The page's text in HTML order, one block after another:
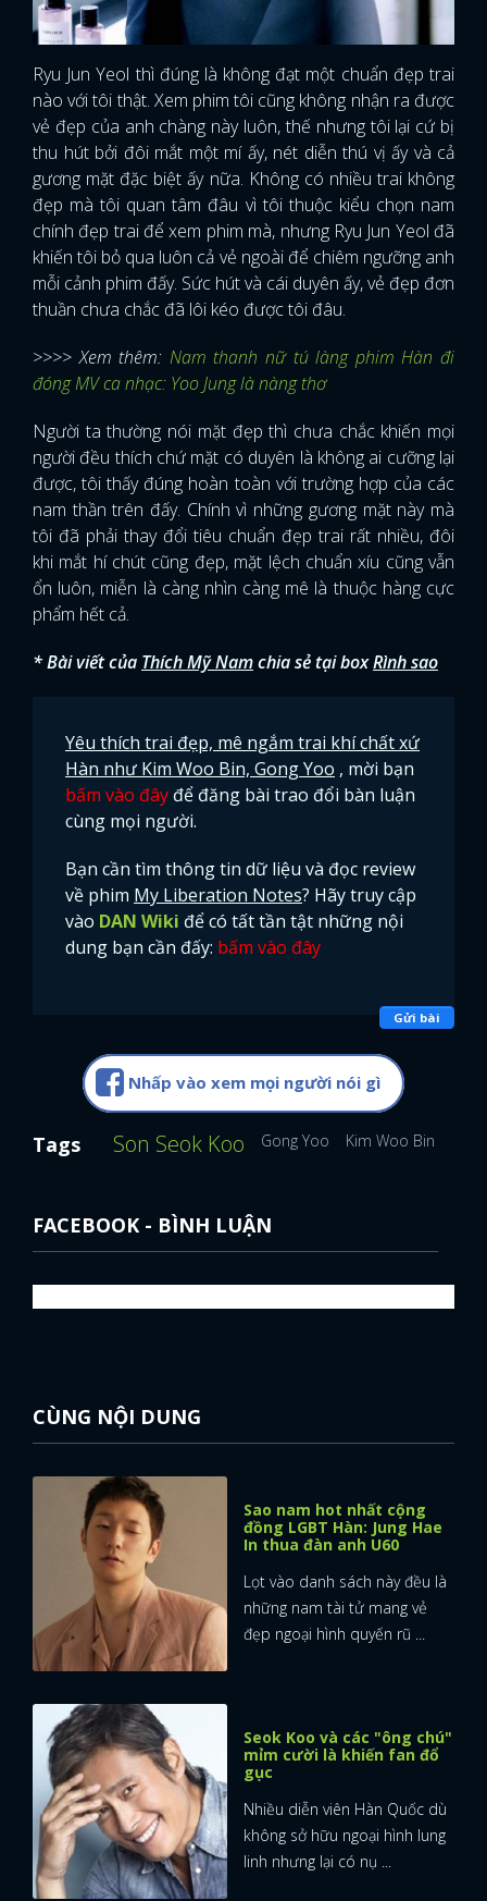
x
ĐĂNG NHẬP
Ryu Jun Yeol thì đúng là không đạt một chuẩn đẹp trai
nào với tôi thật. Xem phim tôi cũng không nhận ra được
vẻ đẹp của anh chàng này luôn, thế nhưng tôi lại cứ bị
thu hút bởi đôi mắt một mí ấy, nét diễn thú vị ấy và cả
gương mặt đặc biệt ấy nữa. Không có nhiều trai không
đẹp mà tôi quan tâm đâu vì tôi thuộc kiểu chọn nam
chính đẹp trai để xem phim mà, nhưng Ryu Jun Yeol đã
khiến tôi bỏ qua luôn cả vẻ ngoài để chiêm ngưỡng anh
mỗi cảnh phim đấy. Sức hút và cái duyên ấy, vẻ đẹp đơn
thuần chưa chắc đã lôi kéo được tôi đâu.
>>>> Xem thêm: Nam thanh nữ tú làng phim Hàn đi
đóng MV ca nhạc: Yoo Jung là nàng thơ
Người ta thường nói mặt đẹp thì chưa chắc khiến mọi
người đều thích chứ mặt có duyên là không ai cưỡng lại
được, tôi thấy đúng hoàn toàn với trường hợp của các
nam thần trên đấy. Chính vì những gương mặt này mà
tôi đã phải thay đổi tiêu chuẩn đẹp trai rất nhiều, đôi
khi mắt hí chút cũng đẹp, mặt lệch chuẩn xíu cũng vẫn
ổn luôn, miễn là càng nhìn càng mê là thuộc hàng cực
phẩm hết cả.
* Bài viết của Thích Mỹ Namchia sẻ tại boxRình sao
Yêu thích trai đẹp, mê ngắm trai khí chất xứ
Hàn như Kim Woo Bin, Gong Yoo , mời bạn
bấm vào đây để đăng bài trao đổi bàn luận
cùng mọi người.
Bạn cần tìm thông tin dữ liệu và đọc review
về phim My Liberation Notes? Hãy truy cập
vào DAN Wiki để có tất tần tật những nội
dung bạn cần đấy: bấm vào đây
Gửi bài
Nhấp vào xem mọi người nói gì
Tags Son Seok Koo Gong Yoo Kim Woo Bin
FACEBOOK - BÌNH LUẬN
CÙNG NỘI DUNG
Sao nam hot nhất cộng
đồng LGBT Hàn: Jung Hae
In thua đàn anh U60
Lọt vào danh sách này đều là
những nam tài tử mang vẻ
đẹp ngoại hình quyến rũ ...
Seok Koo và các "ông chú"
mỉm cười là khiến fan đổ
gục
Nhiều diễn viên Hàn Quốc dù
không sở hữu ngoại hình lung
linh nhưng lại có nụ ...